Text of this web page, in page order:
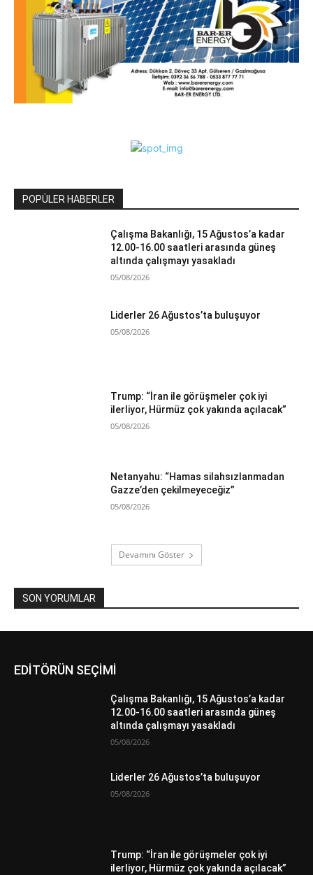
POPÜLER HABERLER
Çalışma Bakanlığı, 15 Ağustos’a kadar
12.00-16.00 saatleri arasında güneş
altında çalışmayı yasakladı
05/08/2026
Liderler 26 Ağustos’ta buluşuyor
05/08/2026
Trump: “İran ile görüşmeler çok iyi
ilerliyor, Hürmüz çok yakında açılacak”
05/08/2026
Netanyahu: “Hamas silahsızlanmadan
Gazze’den çekilmeyeceğiz”
05/08/2026
Devamını Göster
SON YORUMLAR
EDİTÖRÜN SEÇİMİ
Çalışma Bakanlığı, 15 Ağustos’a kadar
12.00-16.00 saatleri arasında güneş
altında çalışmayı yasakladı
05/08/2026
Liderler 26 Ağustos’ta buluşuyor
05/08/2026
Trump: “İran ile görüşmeler çok iyi
ilerliyor, Hürmüz çok yakında açılacak”